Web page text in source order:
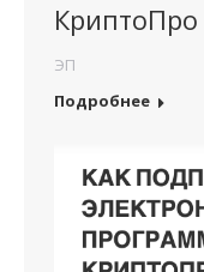
КриптоПро
ЭП
Подробнее